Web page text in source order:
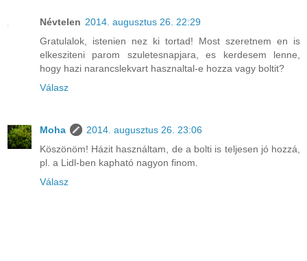
Névtelen 2014. augusztus 26. 22:29
Gratulalok, istenien nez ki tortad! Most szeretnem en is
elkesziteni parom szuletesnapjara, es kerdesem lenne,
hogy hazi narancslekvart hasznaltal-e hozza vagy boltit?
Válasz
Moha
2014. augusztus 26. 23:06
Köszönöm! Házit használtam, de a bolti is teljesen jó hozzá,
pl. a Lidl-ben kapható nagyon finom.
Válasz